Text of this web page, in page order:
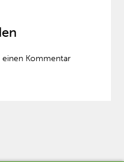
einen Kommentar